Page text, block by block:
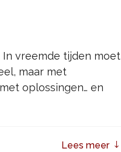
In vreemde tijden moet
maar met
oplossingen… en
Lees meer